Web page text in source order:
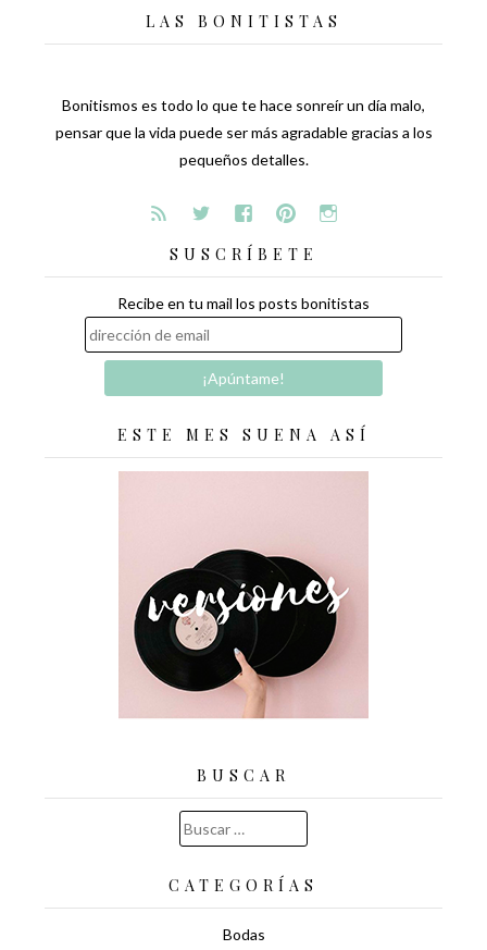
LAS BONITISTAS
Bonitismos es todo lo que te hace sonreír un día malo,
pensar que la vida puede ser más agradable gracias a los
pequeños detalles.
SUSCRÍBETE
Recibe en tu mail los posts bonitistas
ESTE MES SUENA ASÍ
BUSCAR
Buscar:
CATEGORÍAS
Bodas